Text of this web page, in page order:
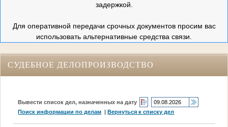
задержкой.
Для оперативной передачи срочных документов просим вас
использовать альтернативные средства связи.
СУДЕБНОЕ ДЕЛОПРОИЗВОДСТВО
Вывести список дел, назначенных на дату
Поиск информации по делам |Вернуться к списку дел